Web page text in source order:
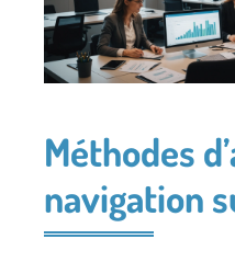
Méthodes
navigation